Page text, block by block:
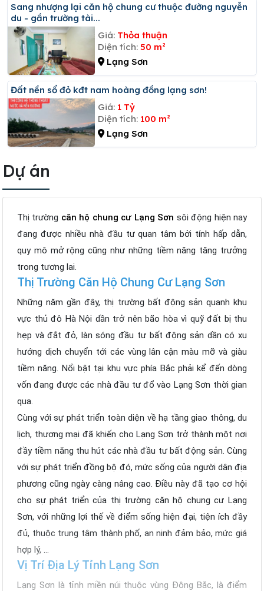
Sang nhượng lại căn hộ chung cư thuộc đường nguyễn
du - gần trường tài...
Giá: Thỏa thuận
Diện tích: 50 m²
Lạng Sơn
đất nền sổ đỏ kđt nam hoàng đồng lạng sơn!
Giá: 1 Tỷ
Diện tích: 100 m²
Lạng Sơn
Dự án
Thị trường căn hộ chung cư Lạng Sơn sôi động hiện nay
đang được nhiều nhà đầu tư quan tâm bởi tính hấp dẫn,
quy mô mở rộng cũng như những tiềm năng tăng trưởng
trong tương lai.
Thị Trường Căn Hộ Chung Cư Lạng Sơn
Những năm gần đây, thị trường bất động sản quanh khu
vực thủ đô Hà Nội dần trở nên bão hòa vì quỹ đất bị thu
hẹp và đắt đỏ, làn sóng đầu tư bất động sản dần có xu
hướng dịch chuyển tới các vùng lân cận màu mỡ và giàu
tiềm năng. Nổi bật tại khu vực phía Bắc phải kể đến dòng
vốn đang được các nhà đầu tư đổ vào Lạng Sơn thời gian
qua.
Cùng với sự phát triển toàn diện về hạ tầng giao thông, du
lịch, thương mại đã khiến cho Lạng Sơn trở thành một nơi
đầy tiềm năng thu hút các nhà đầu tư bất động sản. Cùng
với sự phát triển đồng bộ đó, mức sống của người dân địa
phương cũng ngày càng nâng cao. Điều này đã tạo cơ hội
cho sự phát triển của thị trường căn hộ chung cư Lạng
Sơn, với những lợi thế về điểm sống hiện đại, tiện ích đầy
đủ, thuộc trung tâm thành phố, an ninh đảm bảo, mức giá
hợp lý, …
Vị Trí Địa Lý Tỉnh Lạng Sơn
Lạng Sơn là tỉnh miền núi thuộc vùng Đông Bắc, là điểm